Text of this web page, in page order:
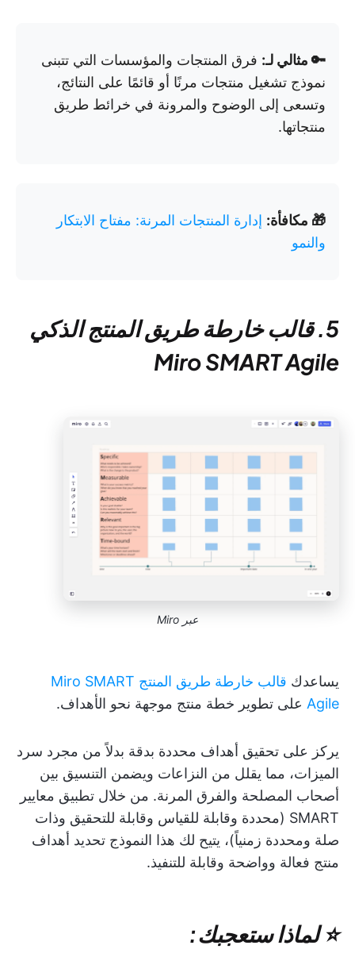
🔑 مثالي لـ: فرق المنتجات والمؤسسات التي تتبنى
نموذج تشغيل منتجات مرنًا أو قائمًا على النتائج،
وتسعى إلى الوضوح والمرونة في خرائط طريق
منتجاتها.
🎁 مكافأة: إدارة المنتجات المرنة: مفتاح الابتكار
والنمو
5. قالب خارطة طريق المنتج الذكي
Miro SMART Agile
عبر Miro
يساعدك
قالب خارطة طريق المنتج Miro SMART
Agile على تطوير خطة منتج موجهة نحو الأهداف.
يركز على تحقيق أهداف محددة بدقة بدلاً من مجرد سرد
الميزات، مما يقلل من النزاعات ويضمن التنسيق بين
أصحاب المصلحة والفرق المرنة. من خلال تطبيق معايير
SMART (محددة وقابلة للقياس وقابلة للتحقيق وذات
صلة ومحددة زمنياً)، يتيح لك هذا النموذج تحديد أهداف
منتج فعالة وواضحة وقابلة للتنفيذ.
⭐ لماذا ستعجبك: